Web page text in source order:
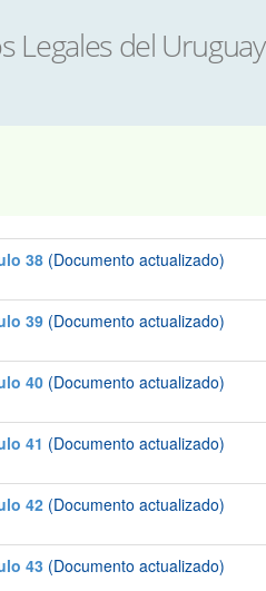
Legales del Uruguay
38 (Documento actualizado)
39 (Documento actualizado)
40 (Documento actualizado)
41 (Documento actualizado)
42 (Documento actualizado)
43 (Documento actualizado)